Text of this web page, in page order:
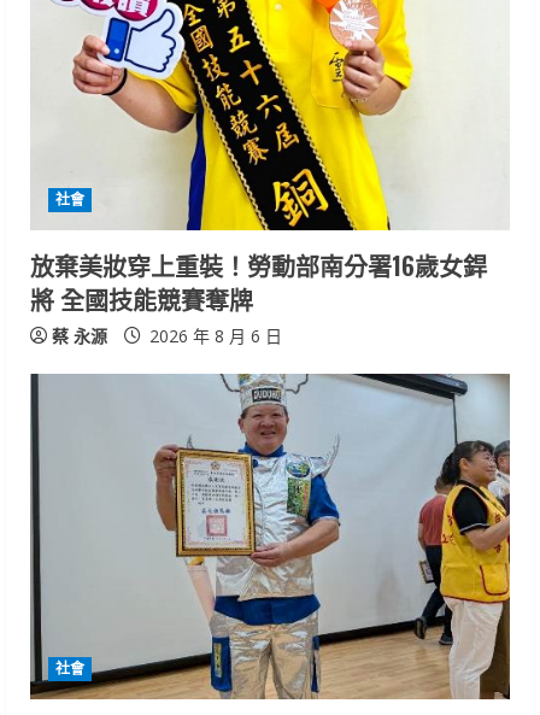
n
g
社會
放棄美妝穿上重裝！勞動部南分署16歲女銲
將 全國技能競賽奪牌
蔡 永源 2026 年 8 月 6 日
社會